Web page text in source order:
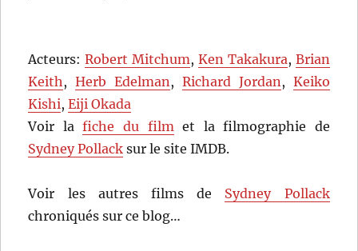
Acteurs:Robert Mitchum, Ken Takakura, Brian
Keith ,Herb Edelman , Richard Jordan , Keiko
Kishi,Eiji Okada
Voir lafiche du film et la filmographie de
Sydney Pollack sur le site IMDB.
Voir les autres films de Sydney Pollack
chroniqués sur ce blog…